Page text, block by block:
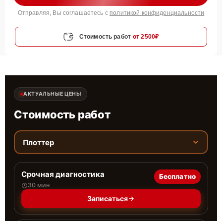
Отправляя, Вы соглашаетесь с политикой конфиденциальности
Стоимость работ от 2500₽
АКТУАЛЬНЫЕ ЦЕНЫ
Стоимость работ
Плоттер
Срочная диагностика
30 мин
Бесплатно
Записаться